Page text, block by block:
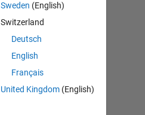
Sweden (English)
Switzerland
Deutsch
English
Français
United Kingdom (English)